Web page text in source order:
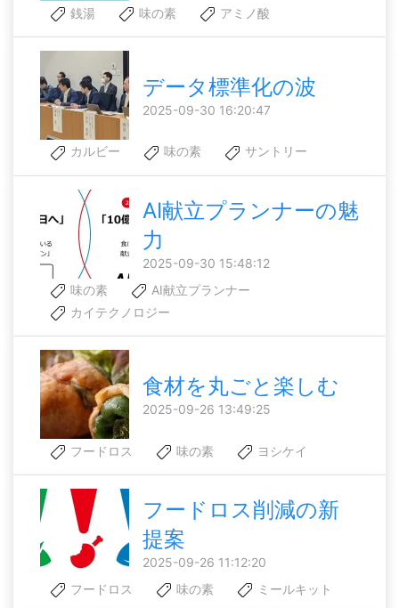
銭湯 味の素 アミノ酸
データ標準化の波
2025-09-30 16:20:47
カルビー 味の素 サントリー
AI献立プランナーの魅
力
2025-09-30 15:48:12
味の素
AI献立プランナー
カイテクノロジー
食材を丸ごと楽しむ
2025-09-26 13:49:25
フードロス 味の素 ヨシケイ
フードロス削減の新
提案
2025-09-26 11:12:20
フードロス
味の素 ミールキット